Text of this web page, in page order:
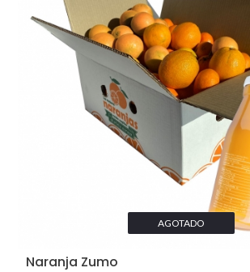
AGOTADO
Naranja Zumo